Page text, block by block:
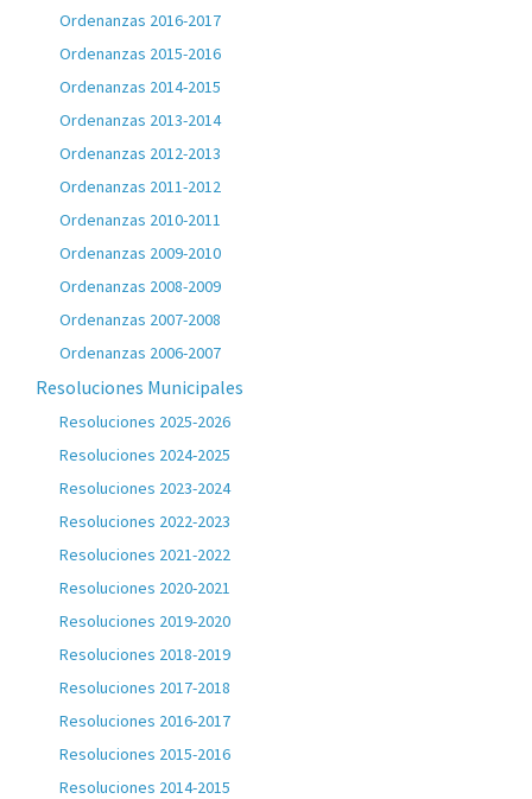
Ordenanzas 2016-2017
Ordenanzas 2015-2016
Ordenanzas 2014-2015
Ordenanzas 2013-2014
Ordenanzas 2012-2013
Ordenanzas 2011-2012
Ordenanzas 2010-2011
Ordenanzas 2009-2010
Ordenanzas 2008-2009
Ordenanzas 2007-2008
Ordenanzas 2006-2007
Resoluciones Municipales
Resoluciones 2025-2026
Resoluciones 2024-2025
Resoluciones 2023-2024
Resoluciones 2022-2023
Resoluciones 2021-2022
Resoluciones 2020-2021
Resoluciones 2019-2020
Resoluciones 2018-2019
Resoluciones 2017-2018
Resoluciones 2016-2017
Resoluciones 2015-2016
Resoluciones 2014-2015